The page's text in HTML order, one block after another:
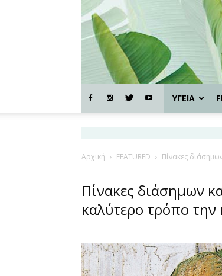
ΥΓΕΙΑ
Αρχική FEATURED Πίνακες
Πίνακες διάσημων
καλύτερο τρόπο την